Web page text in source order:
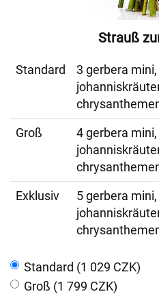
Strauß
Standard
3 gerbera
Groß
4 gerbera
Exklusiv
5 gerbera
Standard (1 029 CZK)
Groß (1 799 CZK)